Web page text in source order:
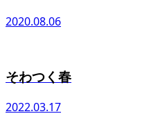
2020.08.06
そわつく春
2022.03.17